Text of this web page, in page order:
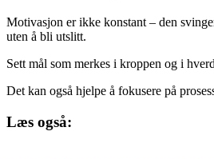
Motivasjon er ikke konstant – den
uten å bli utslitt.
Sett mål som merkes i kroppen og i
Det kan også hjelpe å fokusere på
Læs også: